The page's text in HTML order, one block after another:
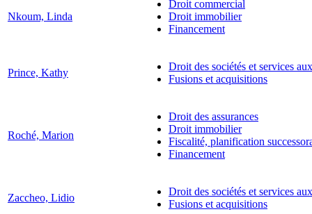
Nkoum, Linda
Droit commercial
Droit immobilier
Financement
Prince, Kathy
Droit des sociétés et services
Fusions et acquisitions
Roché, Marion
Droit des assurances
Droit immobilier
Fiscalité, planification
Financement
Zaccheo, Lidio
Droit des sociétés et services
Fusions et acquisitions